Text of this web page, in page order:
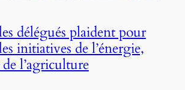
délégués plaident pour
initiatives de l’énergie,
de l’agriculture